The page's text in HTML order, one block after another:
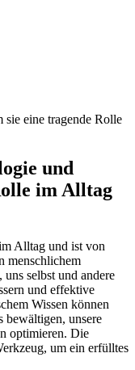
eine tragende Rolle
und
im Alltag
Alltag und ist von
menschlichem
selbst und andere
und effektive
Wissen können
bewältigen, unsere
optimieren. Die
um ein erfülltes